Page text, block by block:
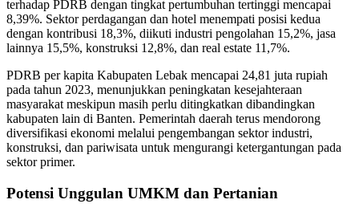
terhadap PDRB dengan tingkat pertumbuhan tertinggi mencapai
8,39%. Sektor perdagangan dan hotel menempati posisi kedua
dengan kontribusi 18,3%, diikuti industri pengolahan 15,2%, jasa
lainnya 15,5%, konstruksi 12,8%, dan real estate 11,7%.
PDRB per kapita Kabupaten Lebak mencapai 24,81 juta rupiah
pada tahun 2023, menunjukkan peningkatan kesejahteraan
masyarakat meskipun masih perlu ditingkatkan dibandingkan
kabupaten lain di Banten. Pemerintah daerah terus mendorong
diversifikasi ekonomi melalui pengembangan sektor industri,
konstruksi, dan pariwisata untuk mengurangi ketergantungan pada
sektor primer.
Potensi Unggulan UMKM dan Pertanian